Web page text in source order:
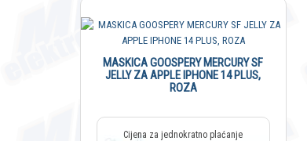
MASKICA GOOSPERY MERCURY SF
JELLY ZA APPLE IPHONE 14 PLUS,
ROZA